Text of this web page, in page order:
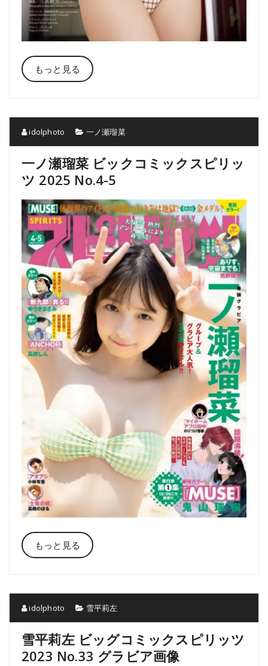
もっと見る
idolphoto 一ノ瀬瑠菜
一ノ瀬瑠菜 ビックコミックスピリッ
ツ 2025 No.4-5
もっと見る
idolphoto 雪平莉左
雪平莉左 ビッグコミックスピリッツ
2023 No.33 グラビア画像